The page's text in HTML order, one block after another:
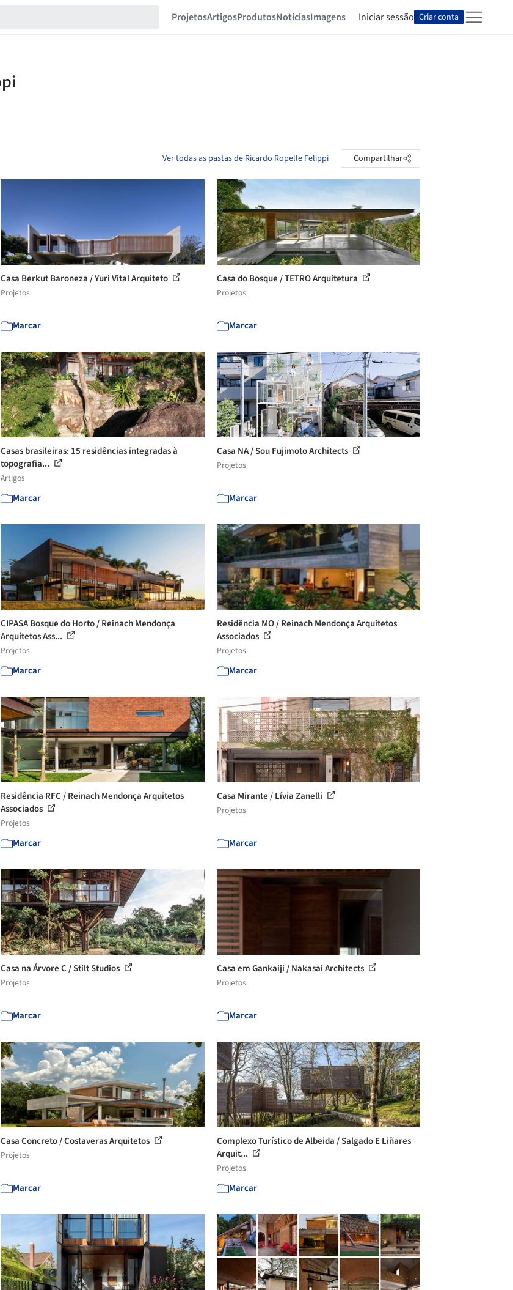
ProjetosArtigosProdutosNotíciasImagens Iniciar sessão Criar conta
Ver todas as pastas de Ricardo Ropelle Felippi Compartilhar
Casa Berkut Baroneza / Yuri Vital Arquiteto
Projetos
Marcar
Casa do Bosque / TETRO Arquitetura
Projetos
Marcar
Casas brasileiras: 15 residências integradas à
topografia...
Artigos
Marcar
Casa NA / Sou Fujimoto Architects
Projetos
Marcar
CIPASA Bosque do Horto / Reinach Mendonça
Arquitetos Ass...
Projetos
Marcar
Residência MO / Reinach Mendonça Arquitetos
Associados
Projetos
Marcar
Residência RFC / Reinach Mendonça Arquitetos
Associados
Projetos
Marcar
Casa Mirante / Lívia Zanelli
Projetos
Marcar
Casa na Árvore C / Stilt Studios
Projetos
Marcar
Casa em Gankaiji / Nakasai Architects
Projetos
Marcar
Casa Concreto / Costaveras Arquitetos
Projetos
Marcar
Complexo Turístico de Albeida / Salgado E Liñares
Arquit...
Projetos
Marcar